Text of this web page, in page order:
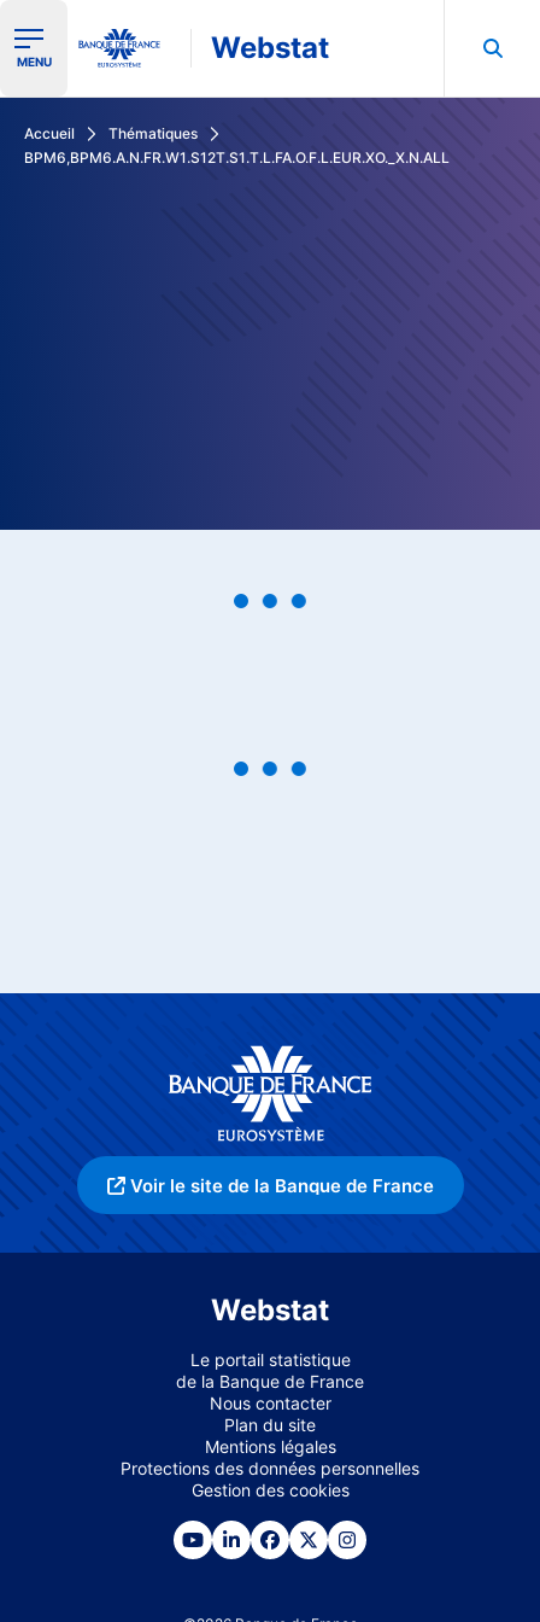
Ouvrir le menu de navigation
MENU Webstat
Accueil
Thématiques
BPM6,BPM6.A.N.FR.W1.S12T.S1.T.L.FA.O.F.L.EUR.XO._X.N.ALL
Voir le site de la Banque de France
Webstat
Le portail statistique
de la Banque de France
Nous contacter
Plan du site
Mentions légales
Protections des données personnelles
Gestion des cookies